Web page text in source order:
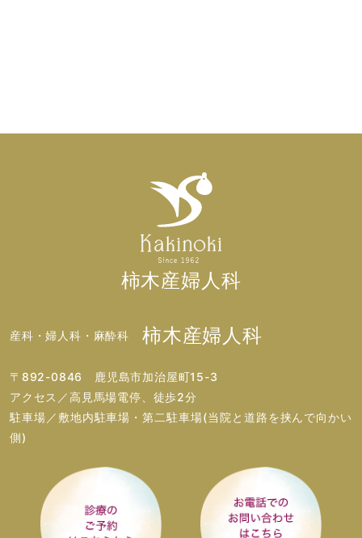
柿木産婦人科
産科・婦人科・麻酔科 柿木産婦人科
〒892-0846 鹿児島市加治屋町15-3
アクセス／高見馬場電停、徒歩2分
駐車場／敷地内駐車場・第二駐車場(当院と道路を挟んで向かい
側)